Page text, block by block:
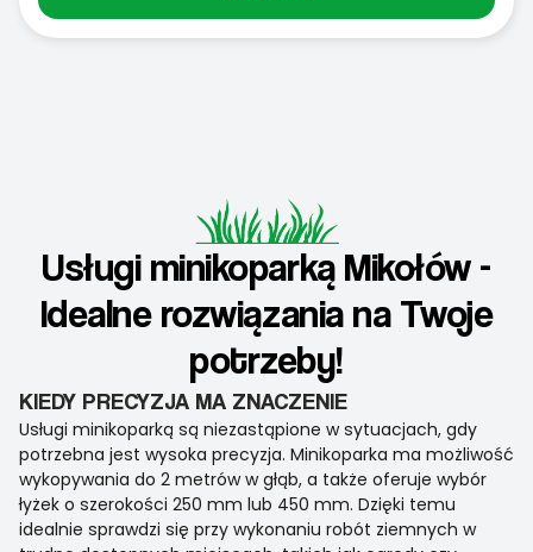
Usługi minikoparką Mikołów -
Idealne rozwiązania na Twoje
potrzeby!
KIEDY PRECYZJA MA ZNACZENIE
Usługi minikoparką są niezastąpione w sytuacjach, gdy
potrzebna jest wysoka precyzja. Minikoparka ma możliwość
wykopywania do 2 metrów w głąb, a także oferuje wybór
łyżek o szerokości 250 mm lub 450 mm. Dzięki temu
idealnie sprawdzi się przy wykonaniu robót ziemnych w